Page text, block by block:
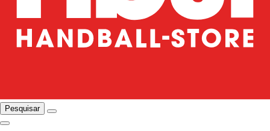
Pesquisar